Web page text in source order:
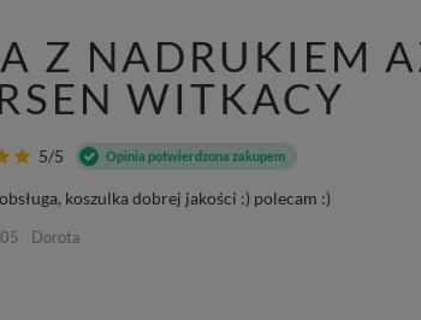
Z NADRUKIEM
WITKACY
5/5 Opinia potwierdzona zakupem
koszulka dobrej jakości :) polecam :)
Dorota